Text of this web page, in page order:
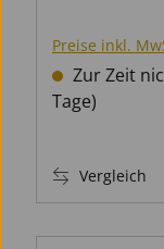
Preise inkl.
Zur Zeit
Tage)
Vergleich